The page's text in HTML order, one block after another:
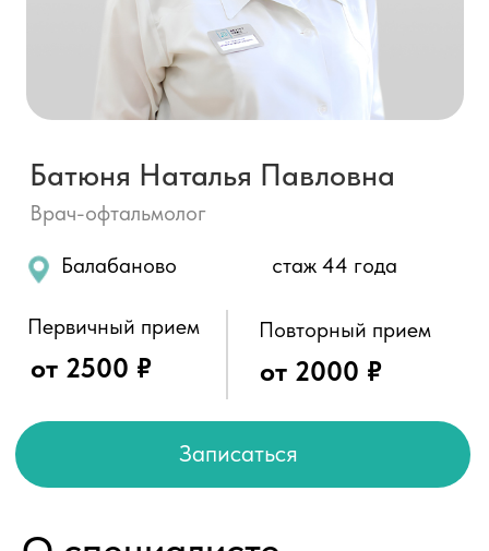
стаж 44 года
от 2500 ₽
Повторный прием
от 2000 ₽
Записаться
О специалисте